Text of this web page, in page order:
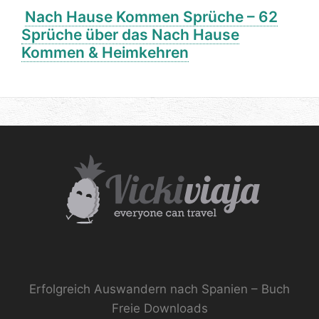
Nach Hause Kommen Sprüche – 62
Sprüche über das Nach Hause
Kommen & Heimkehren
Erfolgreich Auswandern nach Spanien – Buch
Freie Downloads